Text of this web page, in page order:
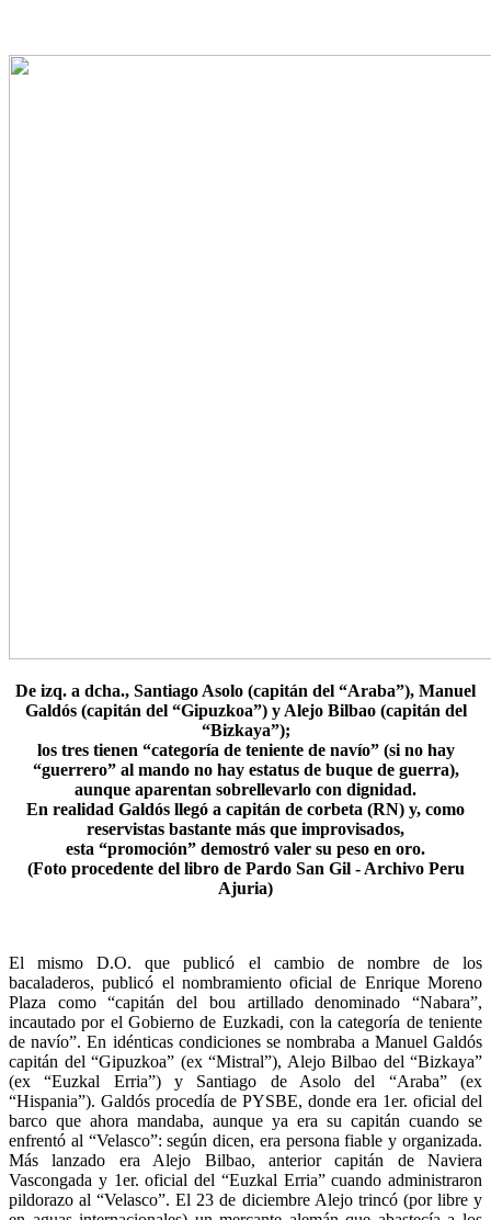
De izq. a dcha., Santiago Asolo (capitán del “Araba”), Manuel
Galdós (capitán del “Gipuzkoa”) y Alejo Bilbao (capitán del
“Bizkaya”);
los tres tienen “categoría de teniente de navío” (si no hay
“guerrero” al mando no hay estatus de buque de guerra),
aunque aparentan sobrellevarlo con dignidad.
En realidad Galdós llegó a capitán de corbeta (RN) y, como
reservistas bastante más que improvisados,
esta “promoción” demostró valer su peso en oro.
(Foto procedente del libro de Pardo San Gil - Archivo Peru
Ajuria)
El mismo D.O. que publicó el cambio de nombre de los
bacaladeros, publicó el nombramiento oficial de Enrique Moreno
Plaza como “capitán del bou artillado denominado “Nabara”,
incautado por el Gobierno de Euzkadi, con la categoría de teniente
de navío”. En idénticas condiciones se nombraba a Manuel Galdós
capitán del “Gipuzkoa” (ex “Mistral”), Alejo Bilbao del “Bizkaya”
(ex “Euzkal Erria”) y Santiago de Asolo del “Araba” (ex
“Hispania”). Galdós procedía de PYSBE, donde era 1er. oficial del
barco que ahora mandaba, aunque ya era su capitán cuando se
enfrentó al “Velasco”: según dicen, era persona fiable y organizada.
Más lanzado era Alejo Bilbao, anterior capitán de Naviera
Vascongada y 1er. oficial del “Euzkal Erria” cuando administraron
pildorazo al “Velasco”. El 23 de diciembre Alejo trincó (por libre y